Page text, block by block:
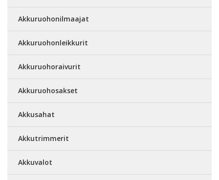
Akkuruohonilmaajat
Akkuruohonleikkurit
Akkuruohoraivurit
Akkuruohosakset
Akkusahat
Akkutrimmerit
Akkuvalot